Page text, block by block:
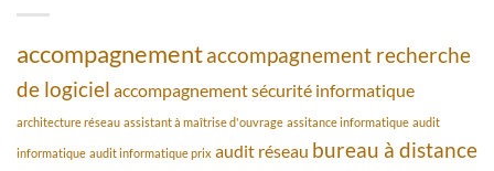
accompagnementaccompagnement recherche
de logiciel accompagnement sécurité informatique
architecture réseau assistant à maîtrise d'ouvrage assitance informatique audit
informatique audit informatique prix audit réseau bureau à distance